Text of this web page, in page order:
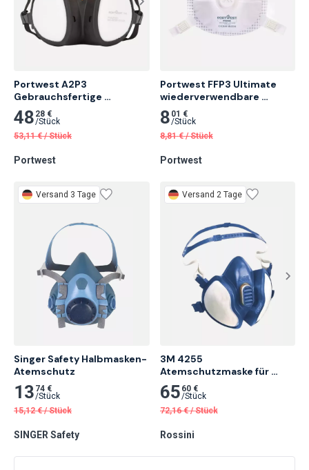
Portwest A2P3
Gebrauchsfertige
Halbmaske, Schwarz
48 28 €
/Stück
53,11 € /Stück
Portwest
Portwest FFP3 Ultimate
wiederverwendbare
Atemschutzmaske mit
Ventil, Weiß 5 Stk.
8 01 €
/Stück
8,81 € /Stück
Portwest
Versand 3 Tage
Singer Safety Halbmasken-
Atemschutz
13 74 €
/Stück
15,12 € /Stück
SINGER Safety
Versand 2 Tage
3M 4255
Atemschutzmaske für
organische Dämpfe und
Stäube
65 60 €
/Stück
72,16 € /Stück
Rossini